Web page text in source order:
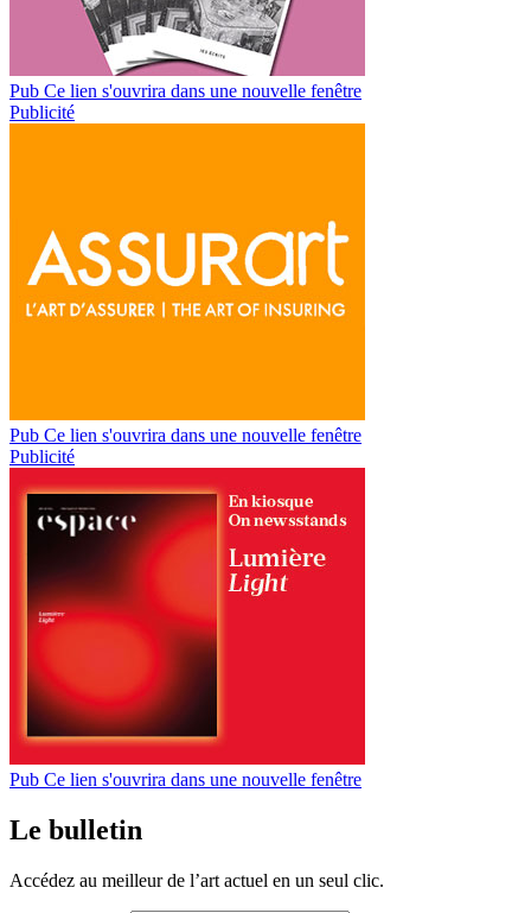
Pub Ce lien s'ouvrira dans une nouvelle fenêtre
Publicité
Pub Ce lien s'ouvrira dans une nouvelle fenêtre
Publicité
Pub Ce lien s'ouvrira dans une nouvelle fenêtre
Le bulletin
Accédez au meilleur de l’art actuel en un seul clic.